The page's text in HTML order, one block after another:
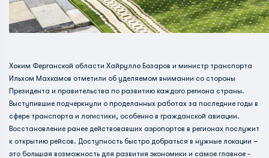
Хоким Ферганской области Хайрулло Бозаров и министр транспорта
Ильхом Махкамов отметили об уделяемом внимании со стороны
Президента и правительства по развитию каждого региона страны.
Выступившие подчеркнули о проделанных работах за последние годы в
сфере транспорта и логистики, особенно в гражданской авиации.
Восстановление ранее действовавших аэропортов в регионах послужит
к открытию рейсов. Доступность быстро добраться в нужные локации –
это большая возможность для развития экономики и самое главное -